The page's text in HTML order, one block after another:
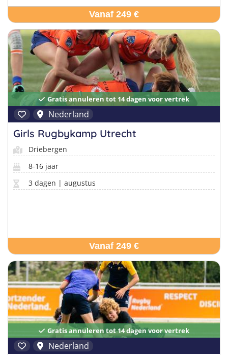
Vanaf 249 €
Gratis annuleren tot 14 dagen voor vertrek
Nederland
Girls Rugbykamp Utrecht
Driebergen
8-16 jaar
3 dagen | augustus
Vanaf 249 €
Gratis annuleren tot 14 dagen voor vertrek
Nederland